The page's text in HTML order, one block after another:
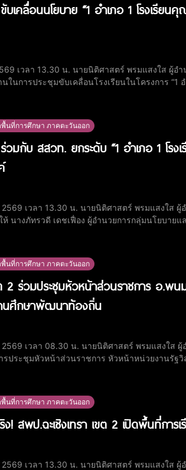
บเคลื่อนนโยบาย “1 อำเภอ 1 โรงเรียน
เวลา 13.30 น. นายนิติศาสตร์ พรมแสงใส ผู้อ
ในการประชุมขับเคลื่อนโรงเรียนในโครงการ “1
พื้นที่การศึกษา ภาคตะวันออก
ร่วมกับ สสวท. ยกระดับ “1 อำเภอ 1
เวลา 13.30 น. นายนิติศาสตร์ พรมแสงใส
ห้ นางภัทรวดี เดชเฟื่อง ผู้อำนวยการกลุ่มนโยบา
พื้นที่การศึกษา ภาคตะวันออก
2 ร่วมประชุมหัวหน้าส่วนราชการ อ.พ
นศึกษาพัฒนาท้องถิ่น
เวลา 08.30 น. นายนิติศาสตร์ พรมแสงใส
ารประชุมหัวหน้าส่วนราชการ หัวหน้าหน่วยงานรั
พื้นที่การศึกษา ภาคตะวันออก
! สพป.ฉะเชิงเทรา เขต 2 เปิดพื้นที่กา
เวลา 13.30 น. นายนิติศาสตร์ พรมแสงใส